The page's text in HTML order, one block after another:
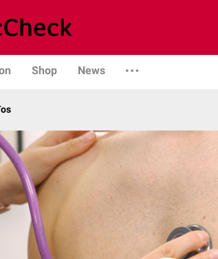
Shop News